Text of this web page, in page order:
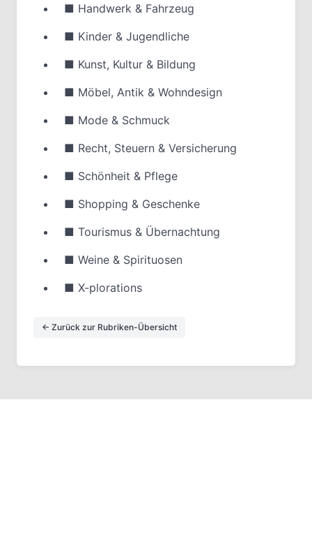
■ Handwerk & Fahrzeug
■ Kinder & Jugendliche
■ Kunst, Kultur & Bildung
■ Möbel, Antik & Wohndesign
■ Mode & Schmuck
■ Recht, Steuern & Versicherung
■ Schönheit & Pflege
■ Shopping & Geschenke
■ Tourismus & Übernachtung
■ Weine & Spirituosen
■ X-plorations
← Zurück zur Rubriken-Übersicht